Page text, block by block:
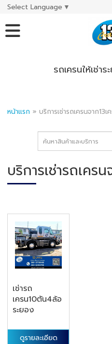
Select Language ▼
รถเครนให้เช่า
หน้าแรก » บริการเช่ารถเครนจาก13เ
บริการเช่ารถเครน
เช่ารถ
เครน10ตัน4ล้อ
ระยอง
ดูรายละเอียด